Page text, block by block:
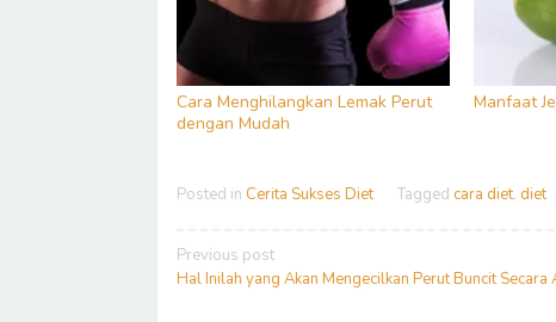
Cara Menghilangkan Lemak Perut
dengan Mudah
Manfaat
Posted in Cerita Sukses Diet Tagged cara diet, diet
Post
navigation
Previous post
Hal Inilah yang Akan Mengecilkan Perut Buncit Secara